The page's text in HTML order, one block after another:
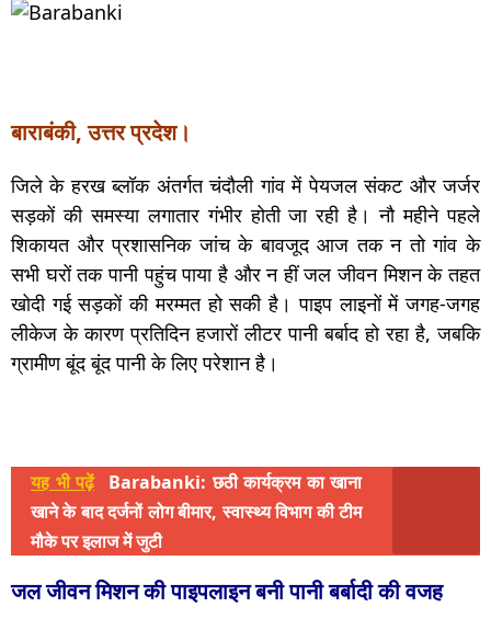
बाराबंकी, उत्तर प्रदेश।
जिले के हरख ब्लॉक अंतर्गत चंदौली गांव में पेयजल संकट और जर्जर
सड़कों की समस्या लगातार गंभीर होती जा रही है। नौ महीने पहले
शिकायत और प्रशासनिक जांच के बावजूद आज तक न तो गांव के
सभी घरों तक पानी पहुंच पाया है और न हीं जल जीवन मिशन के तहत
खोदी गई सड़कों की मरम्मत हो सकी है। पाइप लाइनों में जगह-जगह
लीकेज के कारण प्रतिदिन हजारों लीटर पानी बर्बाद हो रहा है, जबकि
ग्रामीण बूंद बूंद पानी के लिए परेशान है।
यह भी पढ़ें
Barabanki: छठी कार्यक्रम का खाना
खाने के बाद दर्जनों लोग बीमार, स्वास्थ्य विभाग की टीम
मौके पर इलाज में जुटी
जल जीवन मिशन की पाइपलाइन बनी पानी बर्बादी की वजह